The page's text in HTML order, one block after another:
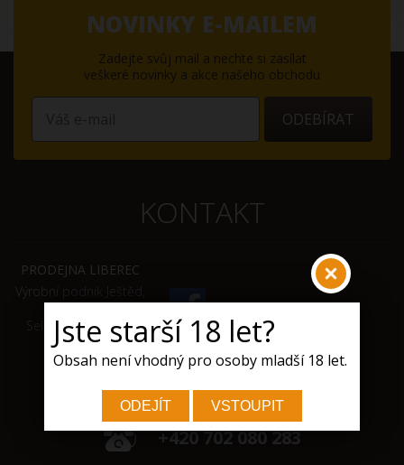
Jste starší 18 let?
Obsah není vhodný pro osoby mladší 18 let.
NOVINKY E-MAILEM
Zadejte svůj mail a nechte si zasílat
veškeré novinky a akce našeho obchodu
ODEBÍRAT
KONTAKT
PRODEJNA LIBEREC
Výrobní podnik Ještěd,
s.r.o.
Selská 647, 460 01
Liberec 12
+420 702 080 283